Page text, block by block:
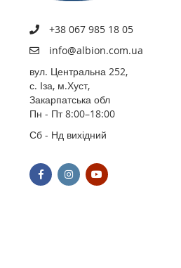
+38 067 985 18 05
info@albion.com.ua
вул. Центральна 252,
с. Іза, м.Хуст,
Закарпатська обл
Пн - Пт 8:00–18:00
Сб - Нд вихідний